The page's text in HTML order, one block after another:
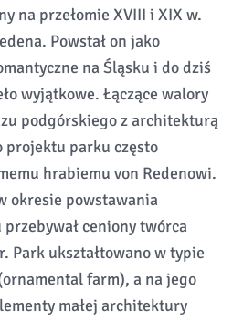
na przełomie XVIII i XIX w.
Powstał on jako
na Śląsku i do dziś
wyjątkowe. Łączące walory
podgórskiego z architekturą
parku często
hrabiemu von Redenowi.
okresie powstawania
ceniony twórca
Park ukształtowano w typie
farm), a na jego
małej architektury